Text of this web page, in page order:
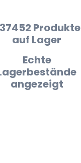
Produkte
auf Lager
Echte
angezeigt